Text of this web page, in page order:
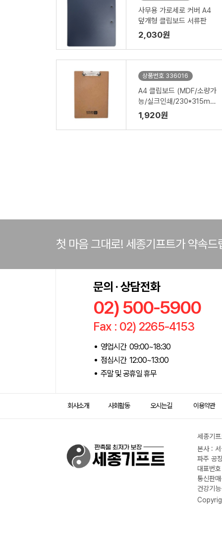
사무용 가로세로 커버 A4
덮개형 클립보드 서류판
2,030원
상품번호 336016
A4 클립보드 (MDF/소량가
능/실크인쇄/230*315m
m)
1,920원
첫 마음 그대로! 세종기프트가 약속드
문의 · 상담전화
02) 500-5900
Fax : 02) 2265-4153
영업시간 09:00~18:30
점심시간 12:00~13:00
주말 및 공휴일 휴무
회사소개 사회활동 오시는길 이용약관
세종기
본사 :
파주 공
대표번
통신판
건강기